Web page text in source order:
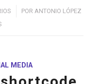
POR ANTONIO LÓPEZ
MEDIA